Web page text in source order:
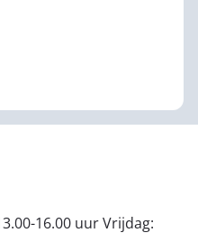
16.00 uur Vrijdag: